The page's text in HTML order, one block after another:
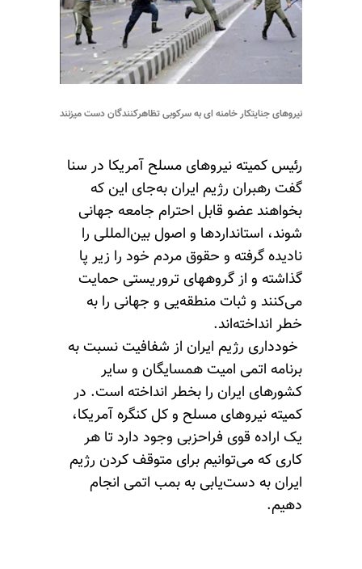
نیروهای جنایتکار خامنه ای به سرکوبی تظاهرکنندگان دست میزنند
رئیس کمیته نیروهای مسلح آمریکا در سنا
گفت رهبران رژیم ایران به‌جای این که
بخواهند عضو قابل احترام جامعه جهانی
شوند، استانداردها و اصول بین‌المللی را
نادیده گرفته و حقوق مردم خود را زیر پا
گذاشته و از گروههای تروریستی حمایت
می‌کنند و ثبات منطقه‌یی و جهانی را به
خطر انداخته‌اند.
خودداری رژیم ایران از شفافیت نسبت به
برنامه اتمی امیت همسایگان و سایر
کشورهای ایران را بخطر انداخته است. در
کمیته نیروهای مسلح و کل کنگره آمریکا،
یک اراده قوی فراحزبی وجود دارد تا هر
کاری که می‌توانیم برای متوقف کردن رژیم
ایران به دست‌یابی به بمب اتمی انجام
دهیم.